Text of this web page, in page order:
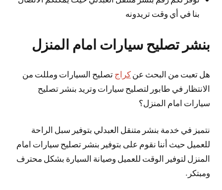
بنا في أي وقت تريدونه
بنشر تصليح سيارات امام المنزل
هل تعبت من البحث عن كراج تصليح السيارات ومللت من
الانتظار في طابور لتصليح سيارات وتريد بنشر تصليح
سيارات امام المنزل؟
نتميز في خدمة بنشر متنقل العبدلي بتوفير سبل الراحة
للعميل حيث أننا نقوم على بتوفير بنشر تصليح سيارات امام
المنزل لتوفير الوقت للعميل وصيانة السيارة بشكل محترف
ومبتكر.